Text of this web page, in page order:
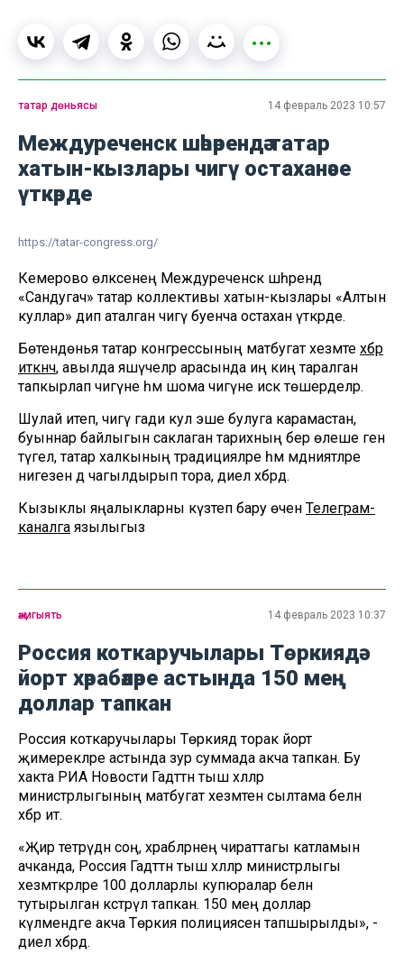
татар дөньясы 14 февраль 2023 10:57
Междуреченск шәһәрендә татар
хатын-кызлары чигү остаханәсе
үткәрде
https://tatar-congress.org/
Кемерово өлкәсенең Междуреченск шәһәрендә
«Сандугач» татар коллективы хатын-кызлары «Алтын
куллар» дип аталган чигү буенча остаханә үткәрде.
Бөтендөнья татар конгрессының матбугат хезмәте хәбәр
иткәнчә, авылда яшәүчеләр арасында иң киң таралган
тапкырлап чигүне һәм шома чигүне искә төшерделәр.
Шулай итеп, чигү гади кул эше булуга карамастан,
буыннар байлыгын саклаган тарихның бер өлеше генә
түгел, татар халкының традицияләре һәм мәдәниятләре
нигезен дә чагылдырып тора, диелә хәбәрдә.
Кызыклы яңалыкларны күзәтеп бару өчен Телеграм-
каналга язылыгыз
җәмгыять 14 февраль 2023 10:37
Россия коткаручылары Төркиядә
йорт хәрабәләре астында 150 мең
доллар тапкан
Россия коткаручылары Төркиядә торак йорт
җимерекләре астында зур суммада акча тапкан. Бу
хакта РИА Новости Гадәттән тыш хәлләр
министрлыгының матбугат хезмәтенә сылтама белән
хәбәр итә.
«Җир тетрәүдән соң, хәрабәләрнең чираттагы катламын
ачканда, Россия Гадәттән тыш хәлләр министрлыгы
хезмәткәрләре 100 долларлы купюралар белән
тутырылган кәстрүл тапкан. 150 мең доллар
күләмендәге акча Төркия полициясенә тапшырылды», -
диелә хәбәрдә.